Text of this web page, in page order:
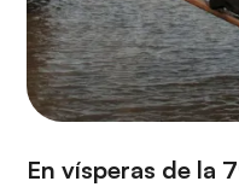
En vísperas de la